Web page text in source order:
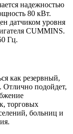
надежностью
80 кВт.
датчиком уровня
CUMMINS.
Гц.
как резервный,
Отлично подойдет,
торговых
больниц и